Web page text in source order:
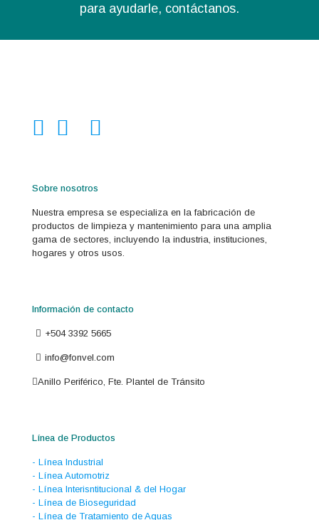
para ayudarle, contáctanos.
Sobre nosotros
Nuestra empresa se especializa en la fabricación de
productos de limpieza y mantenimiento para una amplia
gama de sectores, incluyendo la industria, instituciones,
hogares y otros usos.
Información de contacto
+504 3392 5665
info@fonvel.com
Anillo Periférico, Fte. Plantel de Tránsito
Línea de Productos
- Línea Industrial
- Línea Automotriz
- Línea Interisntitucional & del Hogar
- Línea de Bioseguridad
- Línea de Tratamiento de Aguas